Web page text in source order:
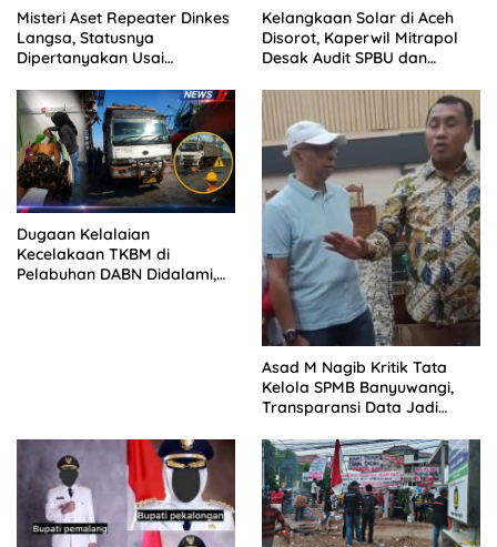
Misteri Aset Repeater Dinkes
Langsa, Statusnya
Dipertanyakan Usai
Kelangkaan Solar di Aceh
Disorot, Kaperwil Mitrapol
Desak Audit SPBU dan
Dugaan Kelalaian
Kecelakaan TKBM di
Pelabuhan DABN Didalami,
Asad M Nagib Kritik Tata
Kelola SPMB Banyuwangi,
Transparansi Data Jadi